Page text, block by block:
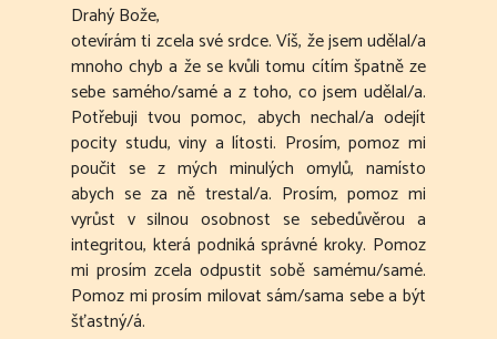
Drahý Bože,
otevírám ti zcela své srdce. Víš, že jsem udělal/a
mnoho chyb a že se kvůli tomu cítím špatně ze
sebe samého/samé a z toho, co jsem udělal/a.
Potřebuji tvou pomoc, abych nechal/a odejít
pocity studu, viny a lítosti. Prosím, pomoz mi
poučit se z mých minulých omylů, namísto
abych se za ně trestal/a. Prosím, pomoz mi
vyrůst v silnou osobnost se sebedůvěrou a
integritou, která podniká správné kroky. Pomoz
mi prosím zcela odpustit sobě samému/samé.
Pomoz mi prosím milovat sám/sama sebe a být
šťastný/á.